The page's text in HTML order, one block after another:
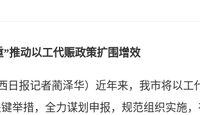
”推动以工代赈政策扩围增效
日报记者蔺泽华）近年来，我市将以工
举措，全力谋划申报，规范组织实施